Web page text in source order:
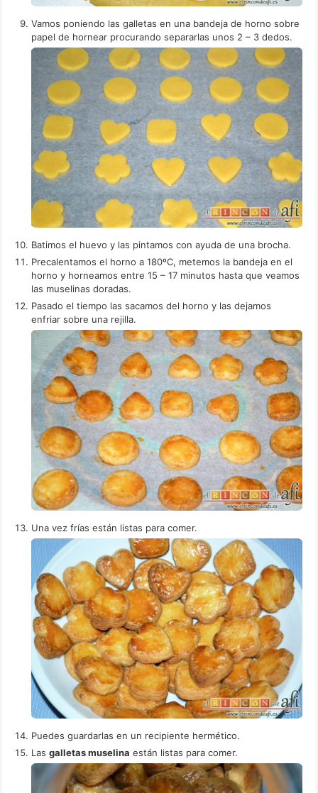
Vamos poniendo las galletas en una bandeja de horno sobre
papel de hornear procurando separarlas unos 2 – 3 dedos.
Batimos el huevo y las pintamos con ayuda de una brocha.
Precalentamos el horno a 180ºC, metemos la bandeja en el
horno y horneamos entre 15 – 17 minutos hasta que veamos
las muselinas doradas.
Pasado el tiempo las sacamos del horno y las dejamos
enfriar sobre una rejilla.
Una vez frías están listas para comer.
Puedes guardarlas en un recipiente hermético.
Lasgalletas muselina están listas para comer.